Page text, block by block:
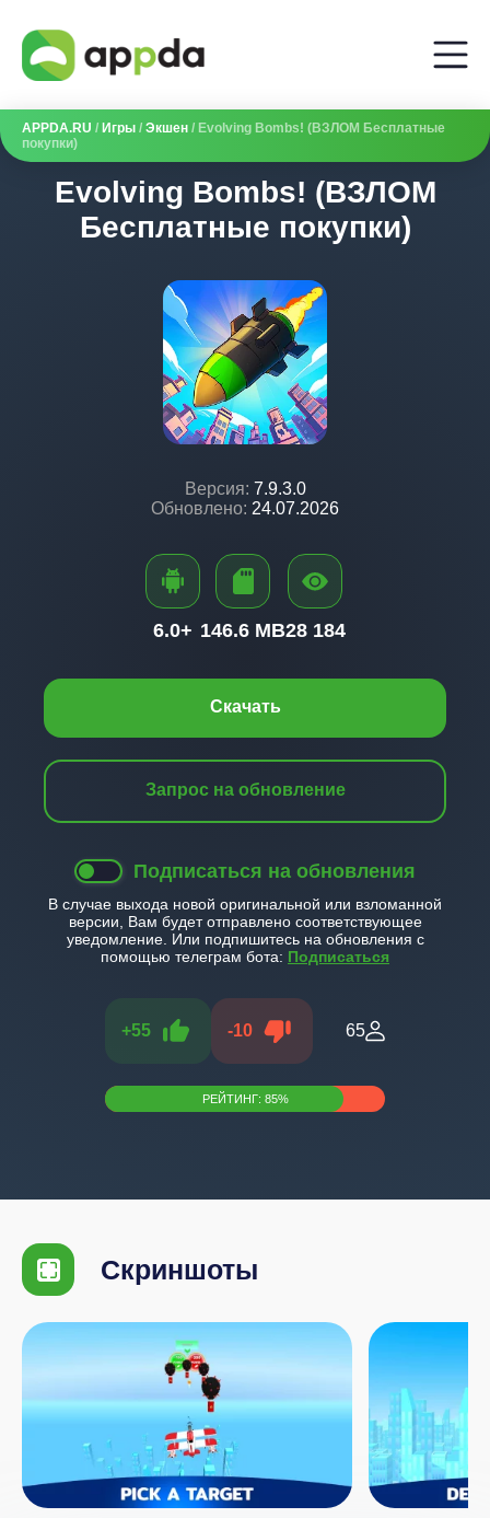
APPDA.RU / Игры / Экшен / Evolving Bombs! (ВЗЛОМ Бесплатные
покупки)
Evolving Bombs! (ВЗЛОМ
Бесплатные покупки)
Версия: 7.9.3.0
Обновлено: 24.07.2026
Скачать
Запрос на обновление
Подписаться на обновления
В случае выхода новой оригинальной или взломанной
версии, Вам будет отправлено соответствующее
уведомление. Или подпишитесь на обновления с
помощью телеграм бота: Подписаться
+55 -10 65
РЕЙТИНГ: 85%
6.0+ 146.6 MB28 184
Скриншоты